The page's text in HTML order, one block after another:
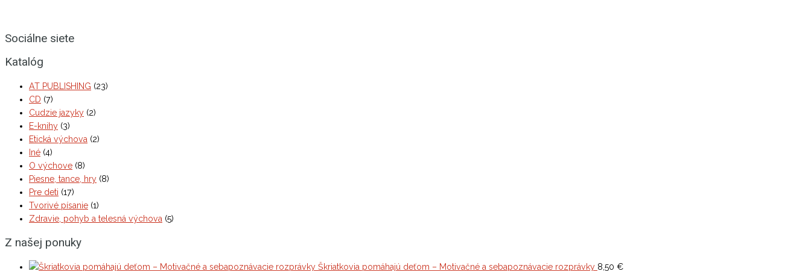
Sociálne siete
Katalóg
AT PUBLISHING (23)
CD (7)
Cudzie jazyky (2)
E-knihy (3)
Etická výchova (2)
Iné (4)
O výchove (8)
Piesne, tance, hry (8)
Pre deti (17)
Tvorivé písanie (1)
Zdravie, pohyb a telesná výchova (5)
Z našej ponuky
Škriatkovia pomáhajú deťom – Motivačné a sebapoznávacie rozprávky 8,50 €